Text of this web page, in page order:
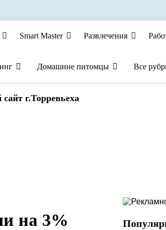
Smart Master Развлечения
Домашние питомцы Все
г.Торревьеха
на 3%